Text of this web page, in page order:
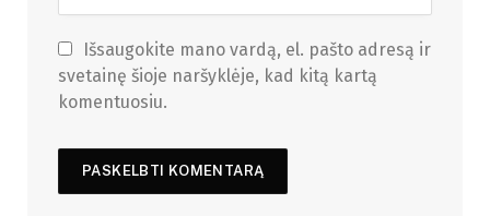
Išsaugokite mano vardą, el. pašto adresą ir
svetainę šioje naršyklėje, kad kitą kartą
komentuosiu.